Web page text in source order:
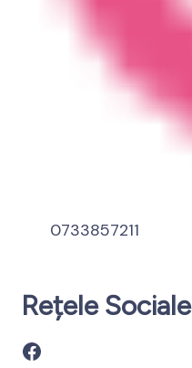
0733857211
Rețele Sociale
Facebook